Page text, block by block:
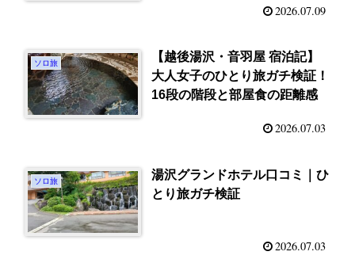
2026.07.09
ソロ旅
【越後湯沢・音羽屋 宿泊記】
大人女子のひとり旅ガチ検証！
16段の階段と部屋食の距離感
2026.07.03
ソロ旅
湯沢グランドホテル口コミ｜ひ
とり旅ガチ検証
2026.07.03